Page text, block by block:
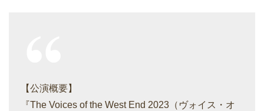
【公演概要】
『The Voices of the West End 2023（ヴォイス・オ